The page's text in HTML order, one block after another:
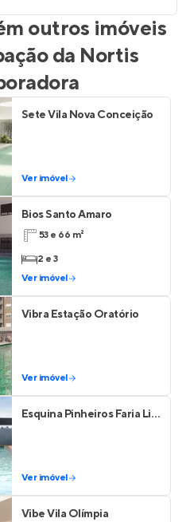
outros imóveis
da Nortis
Sete Vila Nova Conceição
Ver imóvel
Bios Santo Amaro
53 e 66 m²
2 e 3
Ver imóvel
Vibra Estação Oratório
Ver imóvel
Esquina Pinheiros Faria Lima Studios
Ver imóvel
Vibe Vila Olímpia